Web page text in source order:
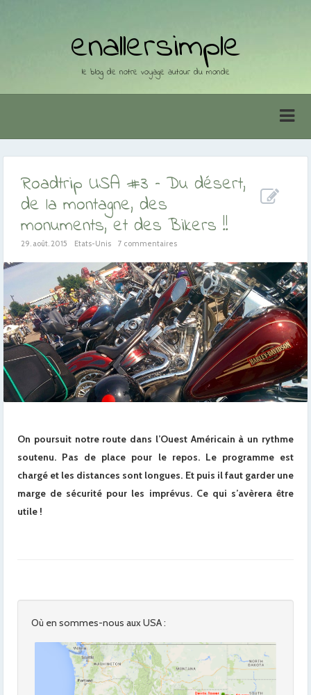
enallersimple
le blog de notre voyage autour du monde
Roadtrip USA #3 – Du désert,
de la montagne, des
monuments, et des Bikers !!
29. août. 2015 Etats-Unis 7 commentaires
On poursuit notre route dans l’Ouest Américain à un rythme
soutenu. Pas de place pour le repos. Le programme est
chargé et les distances sont longues. Et puis il faut garder une
marge de sécurité pour les imprévus. Ce qui s’avèrera être
utile !
Où en sommes-nous aux USA :